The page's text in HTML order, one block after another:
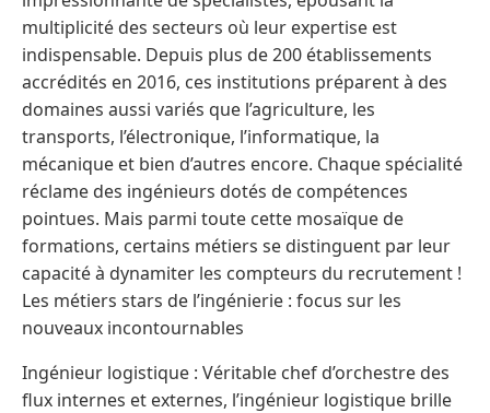
multiplicité des secteurs où leur expertise est
indispensable. Depuis plus de 200 établissements
accrédités en 2016, ces institutions préparent à des
domaines aussi variés que l’agriculture, les
transports, l’électronique, l’informatique, la
mécanique et bien d’autres encore. Chaque spécialité
réclame des ingénieurs dotés de compétences
pointues. Mais parmi toute cette mosaïque de
formations, certains métiers se distinguent par leur
capacité à dynamiter les compteurs du recrutement !
Les métiers stars de l’ingénierie : focus sur les
nouveaux incontournables
Ingénieur logistique : Véritable chef d’orchestre des
flux internes et externes, l’ingénieur logistique brille